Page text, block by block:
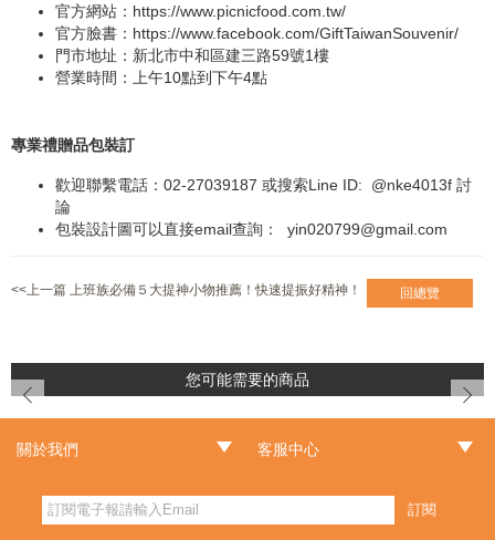
官方網站： https://www.picnicfood.com.tw/
官方臉書： https://www.facebook.com/GiftTaiwanSouvenir/
門市地址：新北市中和區建三路59號1樓
營業時間：上午10點到下午4點
專業禮贈品包裝訂
歡迎聯繫電話：02-27039187 或搜索Line ID: @nke4013f 討
論
包裝設計圖可以直接email查詢： yin020799@gmail.com
<<上一篇 上班族必備５大提神小物推薦！快速提振好精神！ 回總覽
您可能需要的商品
prev next
關於我們 客服中心
訂閱